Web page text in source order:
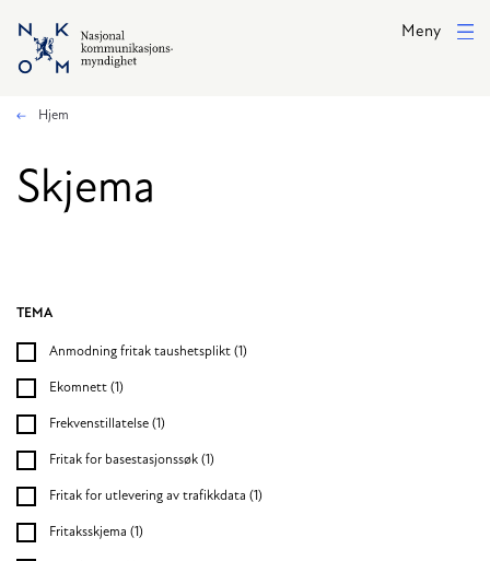
Hopp til hovedinnhold
Meny
Hjem
Skjema
Filtrert søket
TEMA
Anmodning fritak taushetsplikt (1)
Ekomnett (1)
Frekvenstillatelse (1)
Fritak for basestasjonssøk (1)
Fritak for utlevering av trafikkdata (1)
Fritaksskjema (1)